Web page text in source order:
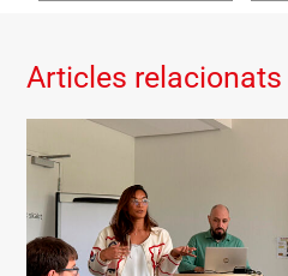
Articles relacionats